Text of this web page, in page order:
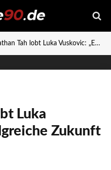
Tah lobt Luka Vuskovic: „Erfolgreiche Zukunft vor sich“
Luka
Zukunft